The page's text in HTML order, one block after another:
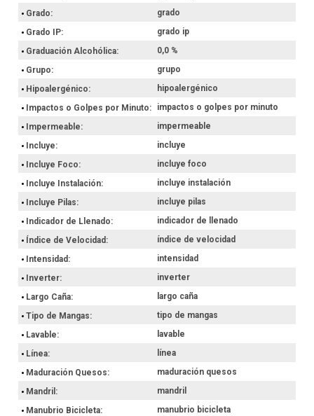
Grado
grado
Grado IP
grado ip
Graduación Alcohólica
0,0 %
Grupo
grupo
Hipoalergénico
hipoalergénico
Impactos o Golpes por Minuto
impactos o golpes por minuto
Impermeable
impermeable
Incluye
incluye
Incluye Foco
incluye foco
Incluye Instalación
incluye instalación
Incluye Pilas
incluye pilas
Indicador de Llenado
indicador de llenado
Índice de Velocidad
índice de velocidad
Intensidad
intensidad
Inverter
inverter
Largo Caña
largo caña
Tipo de Mangas
tipo de mangas
Lavable
lavable
Línea
línea
Maduración Quesos
maduración quesos
Mandril
mandril
Manubrio Bicicleta
manubrio bicicleta